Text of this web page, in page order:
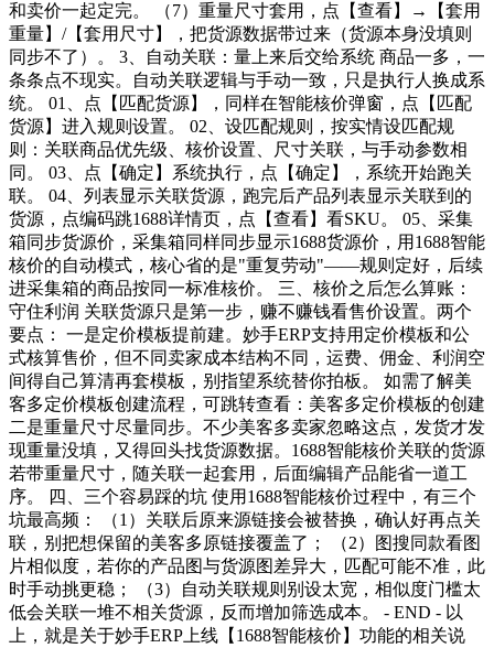
和卖价一起定完。 （7）重量尺寸套用，点【查看】→【套用
重量】/【套用尺寸】，把货源数据带过来（货源本身没填则
同步不了）。 3、自动关联：量上来后交给系统 商品一多，一
条条点不现实。自动关联逻辑与手动一致，只是执行人换成系
统。 01、点【匹配货源】，同样在智能核价弹窗，点【匹配
货源】进入规则设置。 02、设匹配规则，按实情设匹配规
则：关联商品优先级、核价设置、尺寸关联，与手动参数相
同。 03、点【确定】系统执行，点【确定】，系统开始跑关
联。 04、列表显示关联货源，跑完后产品列表显示关联到的
货源，点编码跳1688详情页，点【查看】看SKU。 05、采集
箱同步货源价，采集箱同样同步显示1688货源价，用1688智能
核价的自动模式，核心省的是"重复劳动"——规则定好，后续
进采集箱的商品按同一标准核价。 三、核价之后怎么算账：
守住利润 关联货源只是第一步，赚不赚钱看售价设置。两个
要点： 一是定价模板提前建。妙手ERP支持用定价模板和公
式核算售价，但不同卖家成本结构不同，运费、佣金、利润空
间得自己算清再套模板，别指望系统替你拍板。 如需了解美
客多定价模板创建流程，可跳转查看：美客多定价模板的创建
二是重量尺寸尽量同步。不少美客多卖家忽略这点，发货才发
现重量没填，又得回头找货源数据。1688智能核价关联的货源
若带重量尺寸，随关联一起套用，后面编辑产品能省一道工
序。 四、三个容易踩的坑 使用1688智能核价过程中，有三个
坑最高频： （1）关联后原来源链接会被替换，确认好再点关
联，别把想保留的美客多原链接覆盖了； （2）图搜同款看图
片相似度，若你的产品图与货源图差异大，匹配可能不准，此
时手动挑更稳； （3）自动关联规则别设太宽，相似度门槛太
低会关联一堆不相关货源，反而增加筛选成本。 - END - 以
上，就是关于妙手ERP上线【1688智能核价】功能的相关说